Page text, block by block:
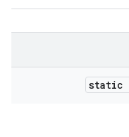
static